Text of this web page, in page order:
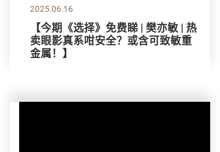
2025.06.16
【今期《选择》免费睇 | 樊亦敏 | 热
卖眼影真系咁安全？或含可致敏重
金属！】